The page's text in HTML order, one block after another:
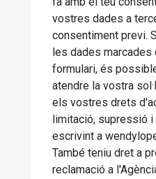
vostres dades a
consentiment previ.
les dades
formulari, és
atendre la vostra
els vostres drets
limitació, supressió
escrivint a
També teniu dret a
reclamació a